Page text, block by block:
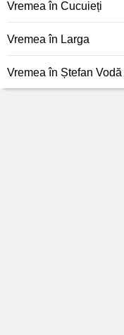
Vremea în Cucuieți
Vremea în Larga
Vremea în Ștefan Vodă